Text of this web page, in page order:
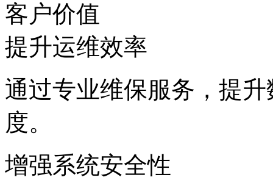
客户价值
提升运维效率
通过专业维保服务，
度。
增强系统安全性